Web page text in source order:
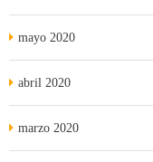
mayo 2020
abril 2020
marzo 2020